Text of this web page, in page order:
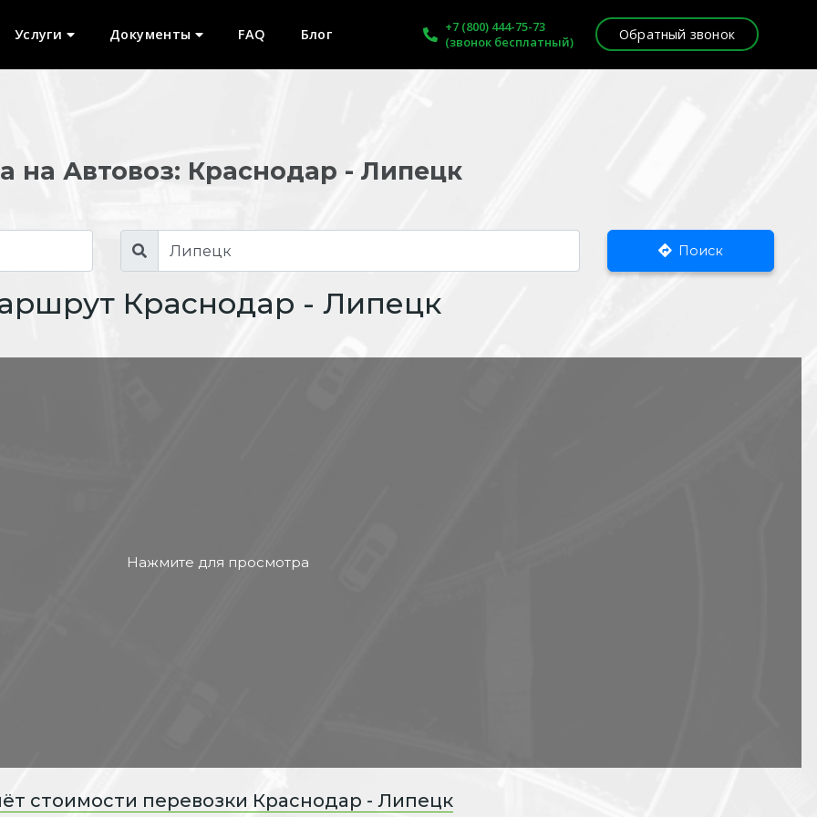
Услуги Документы FAQ Блог
+7 (800) 444-75-73
(звонок бесплатный)
Обратный звонок
на Автовоз: Краснодар - Липецк
Поиск
Краснодар - Липецк
стоимости перевозки Краснодар - Липецк